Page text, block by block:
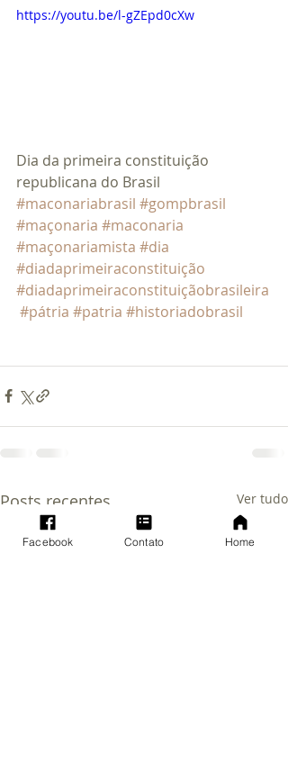
https://youtu.be/l-gZEpd0cXw
Dia da primeira constituição
republicana do Brasil
#maconariabrasil #gompbrasil
#maçonaria #maconaria
#maçonariamista #dia
#diadaprimeiraconstituição
#diadaprimeiraconstituiçãobrasileira
#pátria #patria #historiadobrasil
Posts recentes Ver tudo
Facebook Contato Home